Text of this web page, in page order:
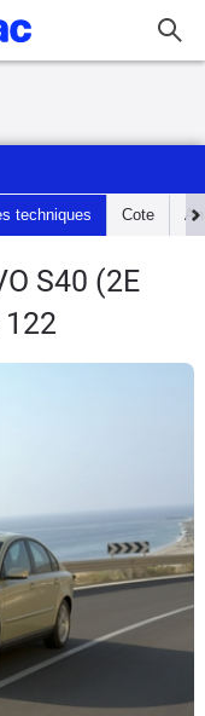
techniques Cote
S40 (2E
122